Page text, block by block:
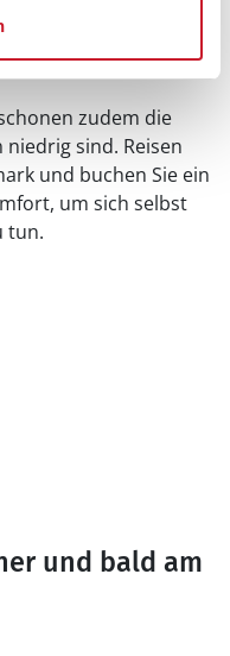
jedes Bedürfnis. Dank
zudem die
niedrig sind. Reisen
und buchen Sie ein
um sich selbst
tun.
und bald am